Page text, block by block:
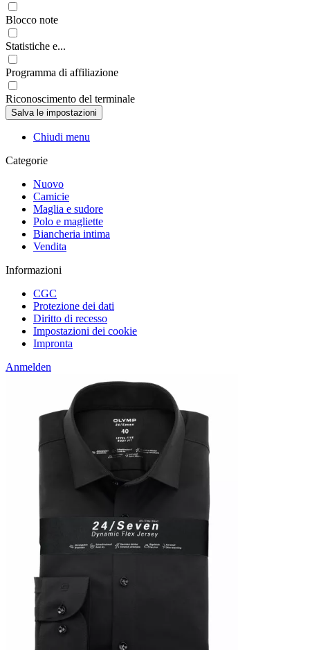
Blocco note
Statistiche e...
Programma di affiliazione
Riconoscimento del terminale
Chiudi menu
Categorie
Nuovo
Camicie
Maglia e sudore
Polo e magliette
Biancheria intima
Vendita
Informazioni
CGC
Protezione dei dati
Diritto di recesso
Impostazioni dei cookie
Impronta
Anmelden